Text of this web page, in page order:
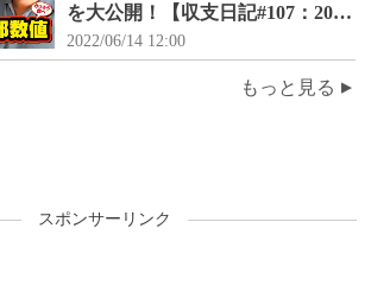
を大公開！【収支日記#107：2022
年3月15日(火)～3月21日(月)】
2022/06/14 12:00
もっと見る
スポンサーリンク